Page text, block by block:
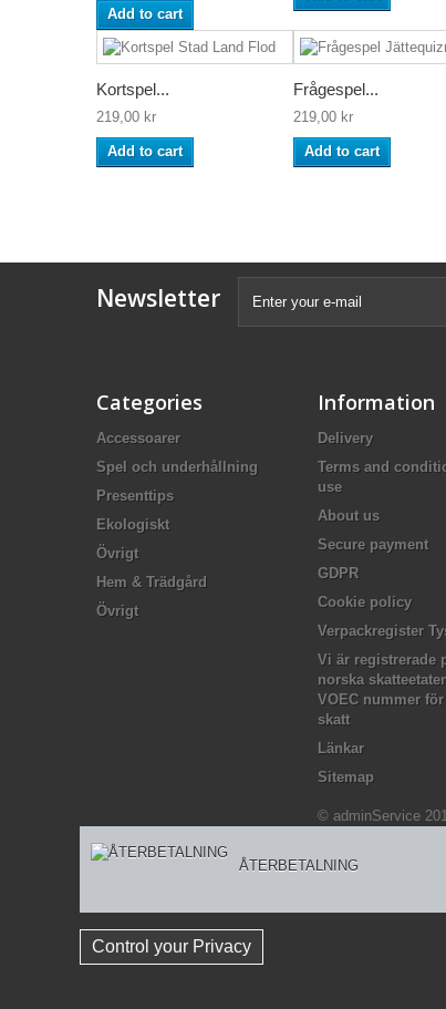
Add to cart
Kortspel...
219,00 kr
Add to cart
Frågespel...
219,00 kr
Add to cart
Newsletter
Categories
Accessoarer
Spel och underhållning
Presenttips
Ekologiskt
Övrigt
Hem & Trädgård
Övrigt
Information
Delivery
Terms and
use
About us
Secure payment
GDPR
Cookie policy
Verpackregister
Vi är registrerade
norska
VOEC nummer
skatt
Länkar
Sitemap
© adminService
ÅTERBETALNING
Control your Privacy